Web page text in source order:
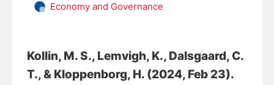
Economy and Governance
Kollin, M. S., Lemvigh, K., Dalsgaard, C.
T., & Kloppenborg, H. (2024, Feb 23).